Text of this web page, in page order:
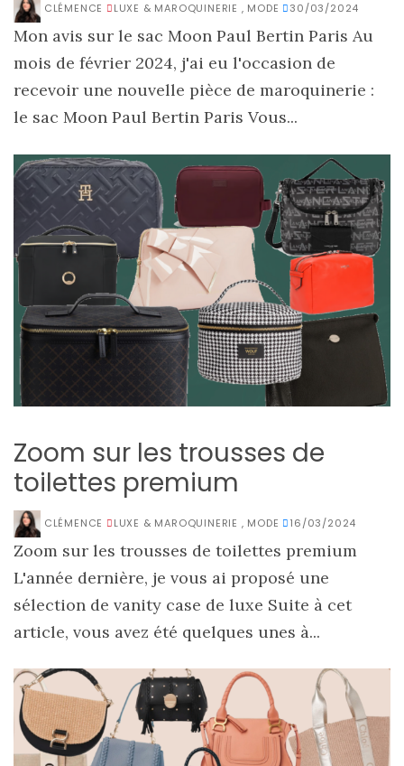
CLÉMENCE LUXE & MAROQUINERIE , MODE 30/03/2024
Mon avis sur le sac Moon Paul Bertin Paris Au
mois de février 2024, j'ai eu l'occasion de
recevoir une nouvelle pièce de maroquinerie :
le sac Moon Paul Bertin Paris Vous...
Zoom sur les trousses de
toilettes premium
CLÉMENCE LUXE & MAROQUINERIE , MODE 16/03/2024
Zoom sur les trousses de toilettes premium
L'année dernière, je vous ai proposé une
sélection de vanity case de luxe Suite à cet
article, vous avez été quelques unes à...